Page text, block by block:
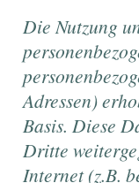
Die Nutzung
Adressen)
Basis. Diese
Dritte
Internet (z.B.